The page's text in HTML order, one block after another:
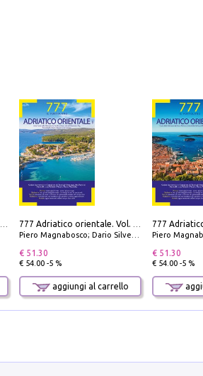
Camerata. Il mio onore si chiama fedeltà
777 Adriatico orientale. Vol. 1: Istria, Costa della Dalmazia da Smrika a Zara, Isole del Quarnaro, Pag, Arcipelaghi di Zara, Sibenico e Incoronate
Piero Magnabosco; Dario Silvestro; Marco Sbrizzi
€ 51.30
€ 54.00 -5 %
aggiungi al carrello
Piero Magnabosco;
€ 51.30
€ 54.00 -5 %